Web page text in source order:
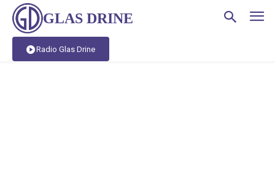
GLAS DRINE
Radio Glas Drine